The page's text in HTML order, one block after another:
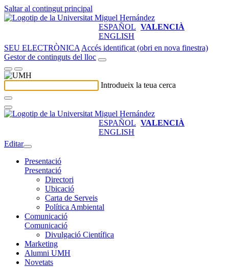
Saltar al contingut principal
ESPAÑOL VALENCIÀ
ENGLISH
SEU ELECTRÒNICA Accés identificat (obri en nova finestra)
Gestor de continguts del lloc
Introdueix la teua cerca
ESPAÑOL VALENCIÀ
ENGLISH
Editar
Presentació
Presentació
Directori
Ubicació
Carta de Serveis
Política Ambiental
Comunicació
Comunicació
Divulgació Científica
Marketing
Alumni UMH
Novetats